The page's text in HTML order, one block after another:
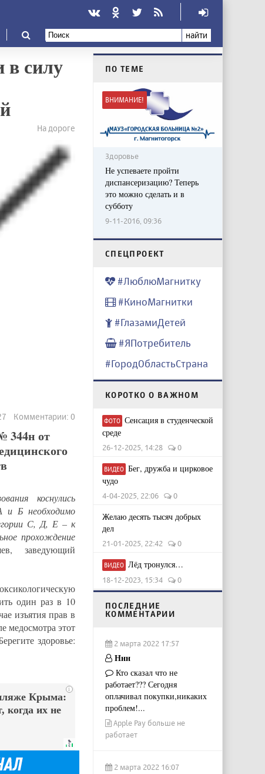
найти
в силу
На дороге
Комментарии: 0
344н от
коснулись
и Б необходимо
С, Д, Е – к
прохождение
заведующий
один раз в 10
изъятия прав в
медосмотра этот
здоровье:
i
Крыма:
их не
ПО ТЕМЕ
ВНИМАНИЕ!
Здоровье
Не успеваете пройти
диспансеризацию? Теперь
это можно сделать и в
субботу
9-11-2016, 09:36
CПЕЦПРОЕКТ
#ЛюблюМагнитку
#КиноМагнитки
#ГлазамиДетей
#ЯПотребитель
#ГородОбластьСтрана
КОРОТКО О ВАЖНОМ
ФОТО Сенсация в студенческой
среде
26-12-2025, 14:28 0
ВИДЕО Бег, дружба и цирковое
чудо
4-04-2025, 22:06 0
Желаю десять тысяч добрых
дел
21-01-2025, 22:42 0
ВИДЕО Лёд тронулся…
18-12-2023, 15:34 0
ПОСЛЕДНИЕ
КОММЕНТАРИИ
2 марта 2022 17:57
Ннн
Кто сказал что не
работает??? Сегодня
оплачивал покупки,никаких
проблем!...
Apple Pay больше не
работает
2 марта 2022 16:07